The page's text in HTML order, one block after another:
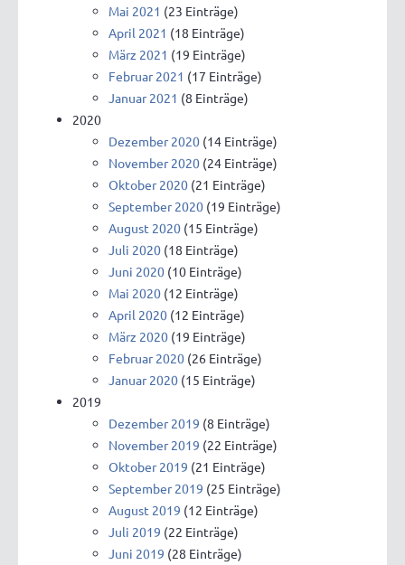
Mai 2021 (23 Einträge)
April 2021 (18 Einträge)
März 2021 (19 Einträge)
Februar 2021 (17 Einträge)
Januar 2021 (8 Einträge)
2020
Dezember 2020 (14 Einträge)
November 2020 (24 Einträge)
Oktober 2020 (21 Einträge)
September 2020 (19 Einträge)
August 2020 (15 Einträge)
Juli 2020 (18 Einträge)
Juni 2020 (10 Einträge)
Mai 2020 (12 Einträge)
April 2020 (12 Einträge)
März 2020 (19 Einträge)
Februar 2020 (26 Einträge)
Januar 2020 (15 Einträge)
2019
Dezember 2019 (8 Einträge)
November 2019 (22 Einträge)
Oktober 2019 (21 Einträge)
September 2019 (25 Einträge)
August 2019 (12 Einträge)
Juli 2019 (22 Einträge)
Juni 2019 (28 Einträge)